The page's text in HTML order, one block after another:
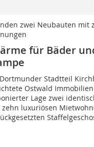
zwei Neubauten mit
für Bäder
Stadtteil
Ostwald
Lage zwei
zehn luxuriösen